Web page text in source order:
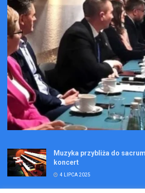
Muzyka przybliża do
koncert
4 LIPCA 2025